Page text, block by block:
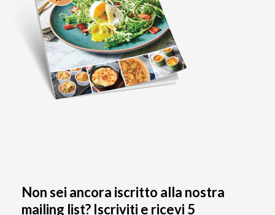
Non sei ancora iscritto alla nostra
mailing list? Iscriviti e ricevi 5